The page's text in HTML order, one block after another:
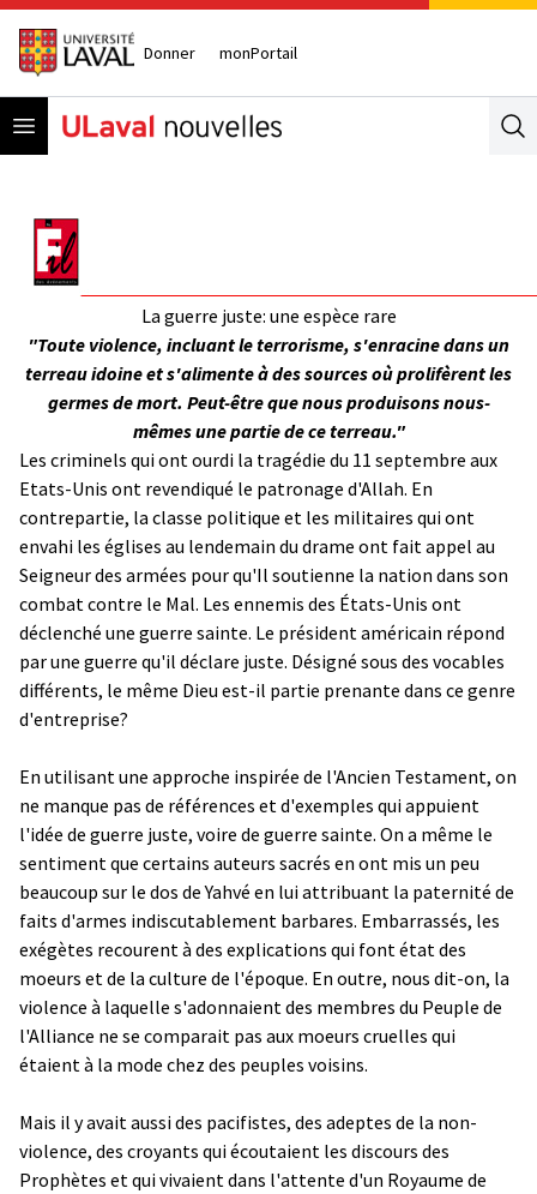
Donner monPortail
Open menu
La guerre juste: une espèce rare
"Toute violence, incluant le terrorisme, s'enracine dans un
terreau idoine et s'alimente à des sources où prolifèrent les
germes de mort. Peut-être que nous produisons nous-
mêmes une partie de ce terreau."
Les criminels qui ont ourdi la tragédie du 11 septembre aux
Etats-Unis ont revendiqué le patronage d'Allah. En
contrepartie, la classe politique et les militaires qui ont
envahi les églises au lendemain du drame ont fait appel au
Seigneur des armées pour qu'Il soutienne la nation dans son
combat contre le Mal. Les ennemis des États-Unis ont
déclenché une guerre sainte. Le président américain répond
par une guerre qu'il déclare juste. Désigné sous des vocables
différents, le même Dieu est-il partie prenante dans ce genre
d'entreprise?
En utilisant une approche inspirée de l'Ancien Testament, on
ne manque pas de références et d'exemples qui appuient
l'idée de guerre juste, voire de guerre sainte. On a même le
sentiment que certains auteurs sacrés en ont mis un peu
beaucoup sur le dos de Yahvé en lui attribuant la paternité de
faits d'armes indiscutablement barbares. Embarrassés, les
exégètes recourent à des explications qui font état des
moeurs et de la culture de l'époque. En outre, nous dit-on, la
violence à laquelle s'adonnaient des membres du Peuple de
l'Alliance ne se comparait pas aux moeurs cruelles qui
étaient à la mode chez des peuples voisins.
Mais il y avait aussi des pacifistes, des adeptes de la non-
violence, des croyants qui écoutaient les discours des
Prophètes et qui vivaient dans l'attente d'un Royaume de